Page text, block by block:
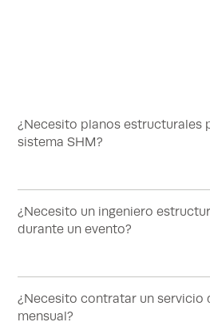
¿Necesito planos estructurales
sistema SHM?
un estudio de campo para
la ubicación de los
¿Necesito un ingeniero
durante un evento?
para que todos los ocupantes
fácilmente.
¿Necesito contratar un servicio
mensual?